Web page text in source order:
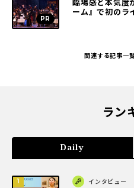
臨場感と本気度
ーム』で初のラ
関連する記事一
ラン
Daily
インタビュー